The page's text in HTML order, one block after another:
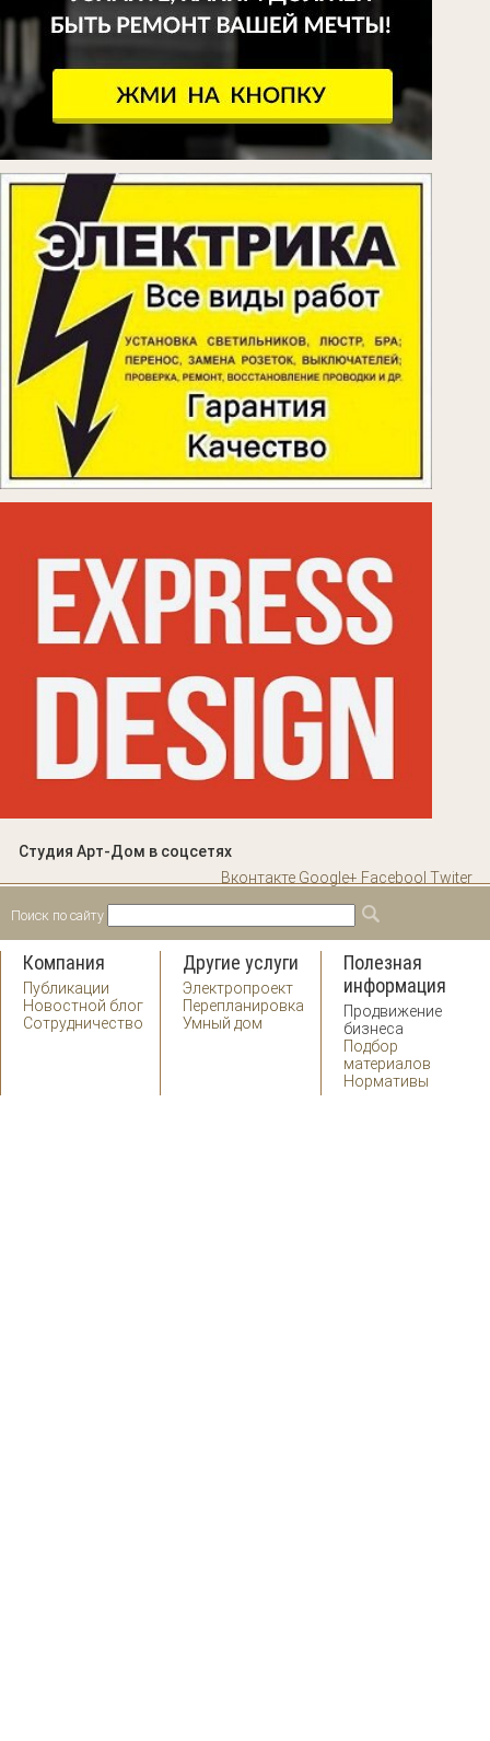
Студия Арт-Дом в соцсетях
Вконтакте Google+ Facebool Twiter
Форма поиска
Поиск по сайту
Компания
Публикации
Новостной блог
Сотрудничество
Другие услуги
Электропроект
Перепланировка
Умный дом
Полезная
информация
Продвижение
бизнеса
Подбор
материалов
Нормативы